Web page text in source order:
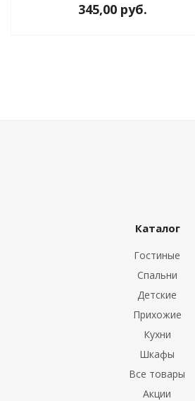
345,00 руб.
Каталог
Гостиные
Спальни
Детские
Прихожие
Кухни
Шкафы
Все товары
Акции